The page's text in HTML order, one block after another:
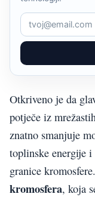
Otkriveno je da
potječe iz
znatno smanjuje
toplinske energije
granice
kromosfera, koja